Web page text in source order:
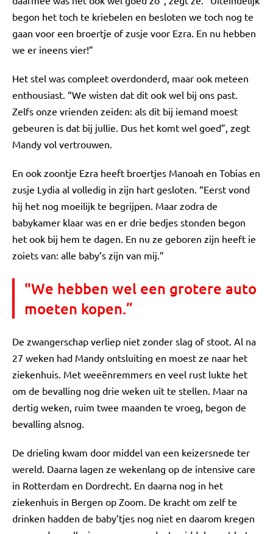
begon het toch te kriebelen en besloten we toch nog te
gaan voor een broertje of zusje voor Ezra. En nu hebben
we er ineens vier!”
Het stel was compleet overdonderd, maar ook meteen
enthousiast. “We wisten dat dit ook wel bij ons past.
Zelfs onze vrienden zeiden: als dit bij iemand moest
gebeuren is dat bij jullie. Dus het komt wel goed”, zegt
Mandy vol vertrouwen.
En ook zoontje Ezra heeft broertjes Manoah en Tobias en
zusje Lydia al volledig in zijn hart gesloten. “Eerst vond
hij het nog moeilijk te begrijpen. Maar zodra de
babykamer klaar was en er drie bedjes stonden begon
het ook bij hem te dagen. En nu ze geboren zijn heeft ie
zoiets van: alle baby’s zijn van mij.”
"We hebben wel een grotere auto
moeten kopen.”
De zwangerschap verliep niet zonder slag of stoot. Al na
27 weken had Mandy ontsluiting en moest ze naar het
ziekenhuis. Met weeënremmers en veel rust lukte het
om de bevalling nog drie weken uit te stellen. Maar na
dertig weken, ruim twee maanden te vroeg, begon de
bevalling alsnog.
De drieling kwam door middel van een keizersnede ter
wereld. Daarna lagen ze wekenlang op de intensive care
in Rotterdam en Dordrecht. En daarna nog in het
ziekenhuis in Bergen op Zoom. De kracht om zelf te
drinken hadden de baby’tjes nog niet en daarom kregen